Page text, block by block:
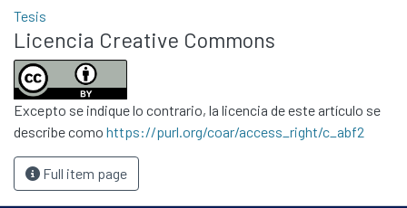
Tesis
Licencia Creative Commons
Excepto se indique lo contrario, la licencia de este artículo se
describe como https://purl.org/coar/access_right/c_abf2
Full item page